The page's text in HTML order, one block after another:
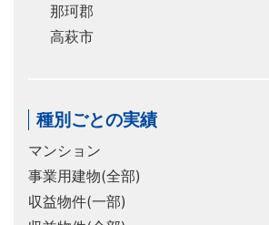
那珂郡
高萩市
種別ごとの実績
マンション
事業用建物(全部)
収益物件(一部)